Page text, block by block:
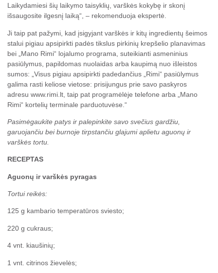
Laikydamiesi šių laikymo taisyklių, varškės kokybę ir skonį
išsaugosite ilgesnį laiką“, – rekomenduoja ekspertė.
Ji taip pat pažymi, kad įsigyjant varškės ir kitų ingredientų šeimos
stalui pigiau apsipirkti padės tikslus pirkinių krepšelio planavimas
bei „Mano Rimi“ lojalumo programa, suteikianti asmeninius
pasiūlymus, papildomas nuolaidas arba kaupimą nuo išleistos
sumos: „Visus pigiau apsipirkti padedančius „Rimi“ pasiūlymus
galima rasti keliose vietose: prisijungus prie savo paskyros
adresu www.rimi.lt, taip pat programėlėje telefone arba „Mano
Rimi“ kortelių terminale parduotuvėse.“
Pasimėgaukite patys ir palepinkite savo svečius gardžiu,
garuojančiu bei burnoje tirpstančiu glajumi aplietu aguonų ir
varškės tortu.
RECEPTAS
Aguonų ir varškės pyragas
Tortui reikės:
125 g kambario temperatūros sviesto;
220 g cukraus;
4 vnt. kiaušinių;
1 vnt. citrinos žievelės;